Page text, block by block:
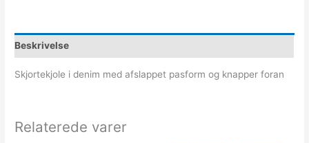
Beskrivelse
Skjortekjole i denim med afslappet pasform og knapper foran
Relaterede varer